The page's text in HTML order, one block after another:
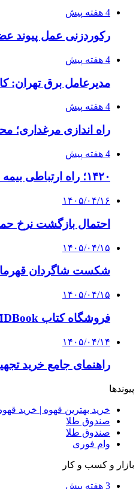
4 هفته پیش
رکوردزنی عمل پیوند
4 هفته پیش
مدیرعامل برق تهران: کاهش ۱۰ درصدی مصرف برق، ضامن
4 هفته پیش
راه اندازی مرغداری؛
4 هفته پیش
۱۴۲۰؛ راه ارتباطی بیمه شدگان تأمین‌اجتماعی
۱۴۰۵/۰۴/۱۶
احتمال بازگشت نرخ حمل
۱۴۰۵/۰۴/۱۵
شکست شاگردان
۱۴۰۵/۰۴/۱۵
فروشگاه کتاب DMDBook | خرید کتاب فانتزی، عاشقانه، دارک رومنس و رمان بدون حذفیات
۱۴۰۵/۰۴/۱۴
راهنمای جامع خرید
پیوندها
خرید بهترین قهوه | خرید
صندوق طلا
صندوق طلا
وام فوری
بازار و کسب و کار
3 هفته پیش